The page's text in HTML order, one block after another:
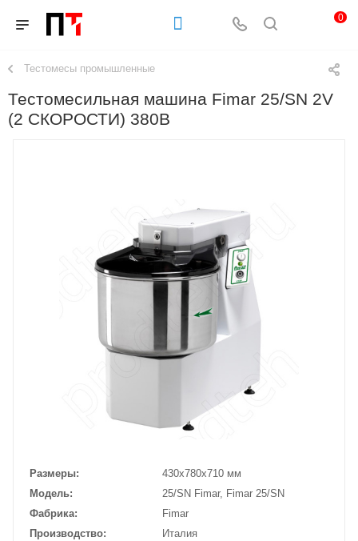
0
Тестомесы промышленные
Тестомесильная машина Fimar 25/SN 2V
(2 СКОРОСТИ) 380В
Размеры
430х780х710 мм
Модель
25/SN Fimar, Fimar 25/SN
Фабрика
Fimar
Производство
Италия